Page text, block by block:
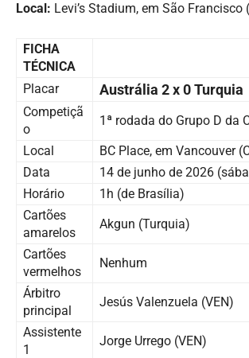
Local: Levi’s Stadium, em São Francisco
FICHA
TÉCNICA
Placar
Austrália 2 x 0 Turquia
Competiçã
o
1ª rodada do Grupo D da
Local
BC Place, em Vancouver
Data
14 de junho de 2026
Horário
1h (de Brasília)
Cartões
amarelos
Akgun (Turquia)
Cartões
vermelhos
Nenhum
Árbitro
principal
Jesús Valenzuela (VEN)
Assistente
1
Jorge Urrego (VEN)